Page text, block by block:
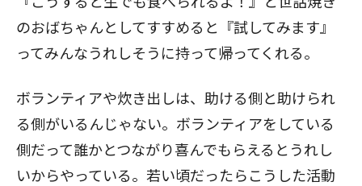
のおばちゃんとしてすすめると『試してみます』
ってみんなうれしそうに持って帰ってくれる。
ボランティアや炊き出しは、助ける側と助けられ
る側がいるんじゃない。ボランティアをしている
側だって誰かとつながり喜んでもらえるとうれし
いからやっている。若い頃だったらこうした活動